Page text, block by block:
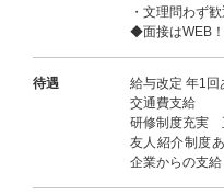
・文理問わず歓
◆面接はWEB！
待遇
給与改定 年1回
交通費支給
研修制度充実
友人紹介制度
企業からの支給